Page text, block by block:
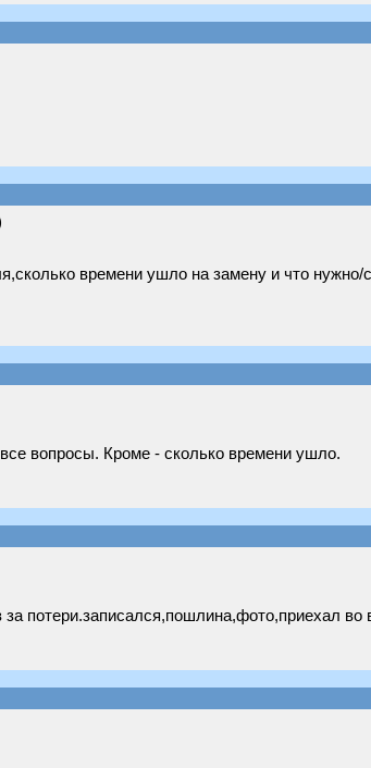
времени ушло на замену и что нужно/
вопросы. Кроме - сколько времени ушло.
потери.записался,пошлина,фото,приехал во